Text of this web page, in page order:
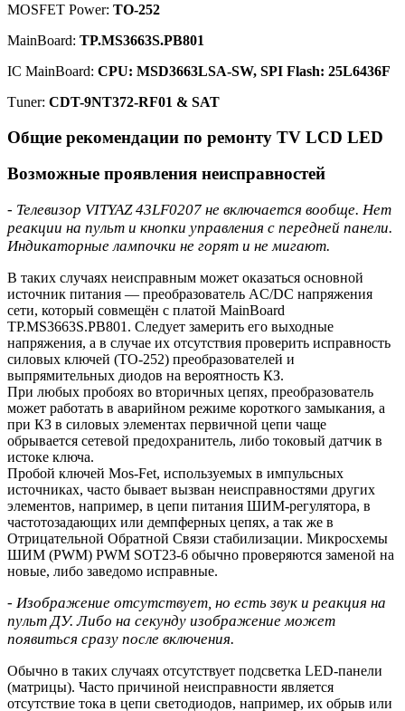
MOSFET Power: TO-252
MainBoard: TP.MS3663S.PB801
IC MainBoard: CPU: MSD3663LSA-SW, SPI Flash: 25L6436F
Тuner: CDT-9NT372-RF01 & SAT
Общие рекомендации по ремонту TV LCD LED
Возможные проявления неисправностей
- Телевизор VITYAZ 43LF0207 не включается вообще. Нет
реакции на пульт и кнопки управления с передней панели.
Индикаторные лампочки не горят и не мигают.
В таких случаях неисправным может оказаться основной
источник питания — преобразователь AC/DC напряжения
сети, который совмещён с платой MainBoard
TP.MS3663S.PB801. Следует замерить его выходные
напряжения, а в случае их отсутствия проверить исправность
силовых ключей (TO-252) преобразователей и
выпрямительных диодов на вероятность КЗ.
При любых пробоях во вторичных цепях, преобразователь
может работать в аварийном режиме короткого замыкания, а
при КЗ в силовых элементах первичной цепи чаще
обрывается сетевой предохранитель, либо токовый датчик в
истоке ключа.
Пробой ключей Mos-Fet, используемых в импульсных
источниках, часто бывает вызван неисправностями других
элементов, например, в цепи питания ШИМ-регулятора, в
частотозадающих или демпферных цепях, а так же в
Отрицательной Обратной Связи стабилизации. Микросхемы
ШИМ (PWM) PWM SOT23-6 обычно проверяются заменой на
новые, либо заведомо исправные.
- Изображение отсутствует, но есть звук и реакция на
пульт ДУ. Либо на секунду изображение может
появиться сразу после включения.
Обычно в таких случаях отсутствует подсветка LED-панели
(матрицы). Часто причиной неисправности является
отсутствие тока в цепи светодиодов, например, их обрыв или